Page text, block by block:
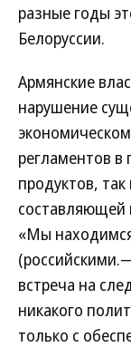
разные годы
Белоруссии.
Армянские
нарушение
регламентов
продуктов,
составляющей
«Мы
встреча на
никакого
только с